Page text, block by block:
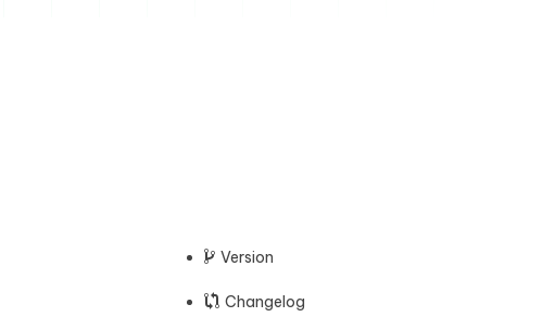
Version
Changelog